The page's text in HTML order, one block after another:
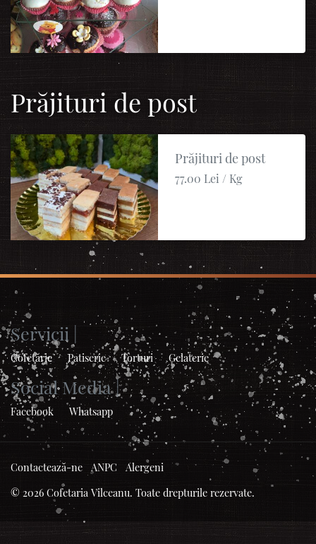
Prăjituri de post
Prăjituri de post
77.00 Lei / Kg
Servicii |
Cofetărie Patiserie Torturi Gelaterie
Social Media |
Facebook Whatsapp
Contactează-ne ANPC
Alergeni
© 2026 Cofetaria Vilceanu. Toate drepturile rezervate.